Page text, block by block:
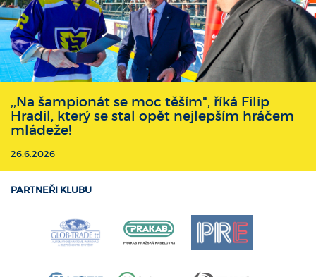
,,Na šampionát se moc těším", říká Filip
Hradil, který se stal opět nejlepším hráčem
mládeže!
26.6.2026
PARTNEŘI KLUBU